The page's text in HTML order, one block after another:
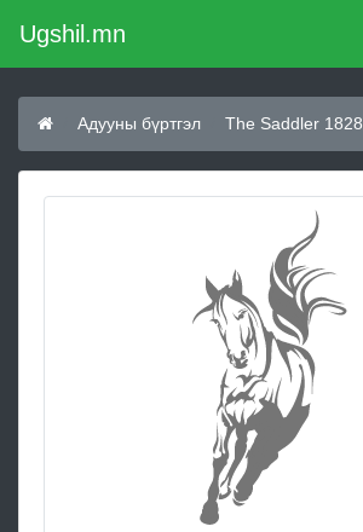
Ugshil.mn
Адууны бүртгэл The Saddler 1828